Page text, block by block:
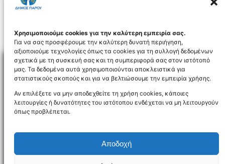
Χρησιμοποιούμε cookies για την καλύτερη εμπειρία σας.
Για να σας προσφέρουμε την καλύτερη δυνατή περιήγηση,
αξιοποιούμε τεχνολογίες όπως τα cookies για τη συλλογή δεδομένων
σχετικά με τη συσκευή σας και τη συμπεριφορά σας στον ιστότοπό
μας. Τα δεδομένα αυτά χρησιμοποιούνται αποκλειστικά για
στατιστικούς σκοπούς και για να βελτιώσουμε την εμπειρία χρήσης.
Αν επιλέξετε να μην αποδεχθείτε τη χρήση cookies, κάποιες
λειτουργίες ή δυνατότητες του ιστότοπου ενδέχεται να μη λειτουργούν
όπως προβλέπεται.
Αποδοχή
anakoinnaygasostes_id3871
NEWSLETTER